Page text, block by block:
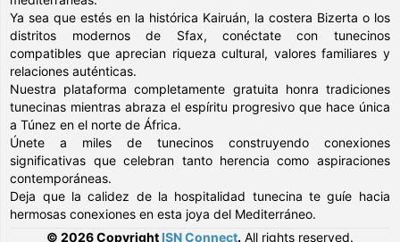
Ya sea que estés en la histórica Kairuán, la costera Bizerta o los
distritos modernos de Sfax, conéctate con tunecinos
compatibles que aprecian riqueza cultural, valores familiares y
relaciones auténticas.
Nuestra plataforma completamente gratuita honra tradiciones
tunecinas mientras abraza el espíritu progresivo que hace única
a Túnez en el norte de África.
Únete a miles de tunecinos construyendo conexiones
significativas que celebran tanto herencia como aspiraciones
contemporáneas.
Deja que la calidez de la hospitalidad tunecina te guíe hacia
hermosas conexiones en esta joya del Mediterráneo.
© 2026 Copyright ISN Connect. All rights reserved.